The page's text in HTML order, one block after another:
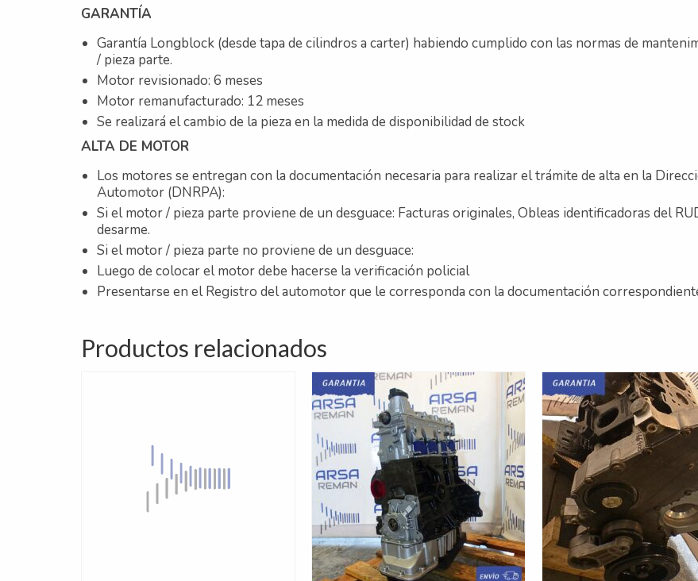
GARANTÍA
Garantía Longblock (desde tapa de cilindros a carter) habiendo cumplido con las normas de
/ pieza parte.
Motor revisionado: 6 meses
Motor remanufacturado: 12 meses
Se realizará el cambio de la pieza en la medida de disponibilidad de stock
ALTA DE MOTOR
Los motores se entregan con la documentación necesaria para realizar el trámite de alta en la
Automotor (DNRPA):
Si el motor / pieza parte proviene de un desguace: Facturas originales, Obleas identificadoras del
desarme.
Si el motor / pieza parte no proviene de un desguace:
Luego de colocar el motor debe hacerse la verificación policial
Presentarse en el Registro del automotor que le corresponda con la documentación
Productos relacionados